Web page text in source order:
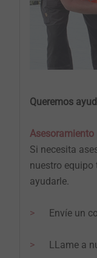
Queremos
Si necesita
nuestro equipo
ayudarle.
Envíe un
LLame a